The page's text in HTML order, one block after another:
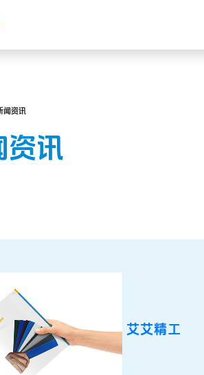
闻资讯
资讯
艾艾精工